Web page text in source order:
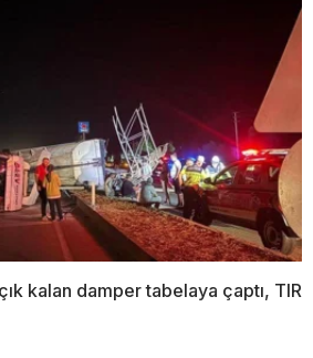
kalan damper tabelaya çaptı, TIR